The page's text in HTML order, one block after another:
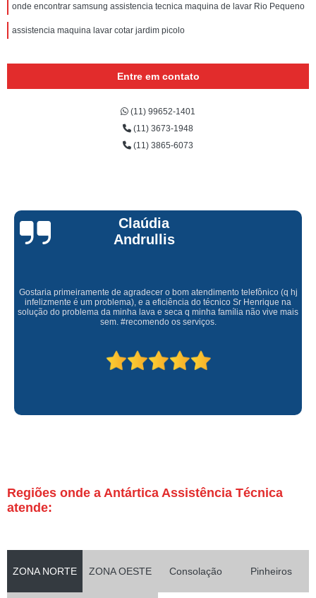
onde encontrar samsung assistencia tecnica maquina de lavar Rio Pequeno
assistencia maquina lavar cotar jardim picolo
Entre em contato
(11) 99652-1401
(11) 3673-1948
(11) 3865-6073
Claúdia
Andrullis
Gostaria primeiramente de agradecer o bom atendimento telefônico (q hj
infelizmente é um problema), e a eficiência do técnico Sr Henrique na
solução do problema da minha lava e seca q minha família não vive mais
sem. #recomendo os serviços.
Regiões onde a Antártica Assistência Técnica
atende:
ZONA NORTE ZONA OESTE Consolação Pinheiros